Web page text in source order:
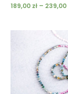
189,00 zł – 239,00